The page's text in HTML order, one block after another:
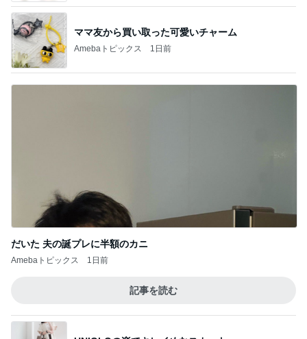
ママ友から買い取った可愛いチャーム
Amebaトピックス 1日前
だいた 夫の誕プレに半額のカニ
Amebaトピックス 1日前
記事を読む